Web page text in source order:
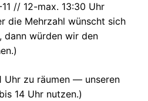
// 12-max. 13:30 Uhr
die Mehrzahl wünscht sich
dann würden wir den
Uhr zu räumen — unseren
14 Uhr nutzen.)